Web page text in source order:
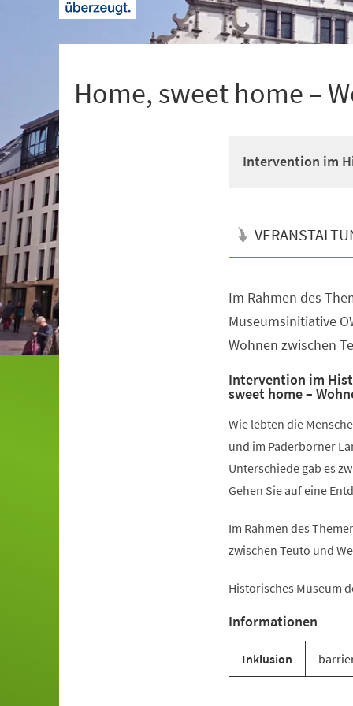
Home, sweet home –
Intervention im
Im Rahmen des
Museumsinitiative
Wohnen zwischen
Intervention im
sweet home –
Wie lebten die
und im Paderborner
Unterschiede gab es
Gehen Sie auf eine
Im Rahmen des
zwischen Teuto und
Historisches Museum
Informationen
Inklusion